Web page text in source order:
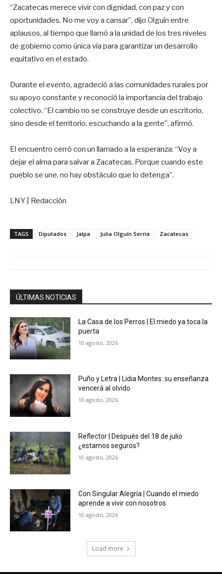
“Zacatecas merece vivir con dignidad, con paz y con
oportunidades. No me voy a cansar”, dijo Olguín entre
aplausos, al tiempo que llamó a la unidad de los tres niveles
de gobierno como única vía para garantizar un desarrollo
equitativo en el estado.
Durante el evento, agradeció a las comunidades rurales por
su apoyo constante y reconoció la importancia del trabajo
colectivo. “El cambio no se construye desde un escritorio,
sino desde el territorio, escuchando a la gente”, afirmó.
El encuentro cerró con un llamado a la esperanza: “Voy a
dejar el alma para salvar a Zacatecas. Porque cuando este
pueblo se une, no hay obstáculo que lo detenga”.
LNY | Redacción
TAGS Diputados Jalpa Julia Olguín Serna Zacatecas
ÚLTIMAS NOTICIAS
La Casa de los Perros | El miedo ya toca la
puerta
10 agosto, 2026
Puño y Letra | Lidia Montes: su enseñanza
vencerá al olvido
10 agosto, 2026
Reflector | Después del 18 de julio
¿estamos seguros?
10 agosto, 2026
Con Singular Alegría | Cuando el miedo
aprende a vivir con nosotros
10 agosto, 2026
Load more